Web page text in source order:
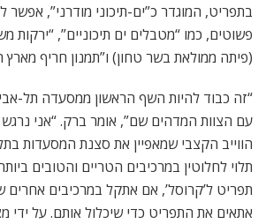
בתפריט, המוגדר כ”ים-תיכוני מודרני”,
פשוטים, כמו “מטבלים ים תיכוניים”, “ירקות
(פיתה ממולאת בשר טחון) ו”תמנון חריף מארץ
“זה כבוד להיות השף הראשון ממסעדה תל-
עם הצוות המדהים שם”, אומר ברק. “אני נרגש
הווייב הקצבי שמאפיין את סצנת המסעדות
תלוי לחלוטין במרכיבים הטריים והטובים
תפריט ל’קרוסל’, אם אתקל במרכיבים אחרים
אתאים את התפריט כדי שיכלול אותם. על ידי